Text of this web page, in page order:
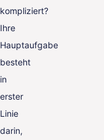
kompliziert?
Ihre
Hauptaufgabe
besteht
in
erster
Linie
darin,